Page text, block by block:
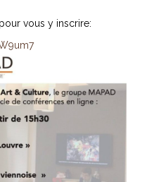
vous y inscrire: